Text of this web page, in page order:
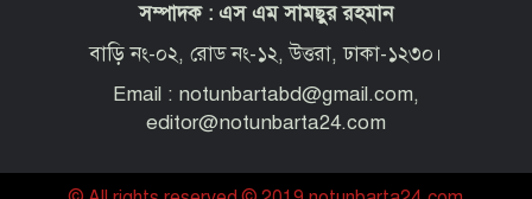
“অপরাধী যেই হোক, তার কোনো ছাড় নয়”—
বাগেরহাটের নবাগত পুলিশ সুপার
সম্পাদক : এস এম সামছুর রহমান
বাড়ি নং-০২, রোড নং-১২, উত্তরা, ঢাকা-১২৩০।
Email : notunbartabd@gmail.com,
editor@notunbarta24.com